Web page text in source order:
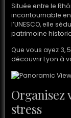
Située entre le
incontournable
l’UNESCO, elle
patrimoine
Que vous ayez 3,
découvrir Lyon à
Organisez
stress